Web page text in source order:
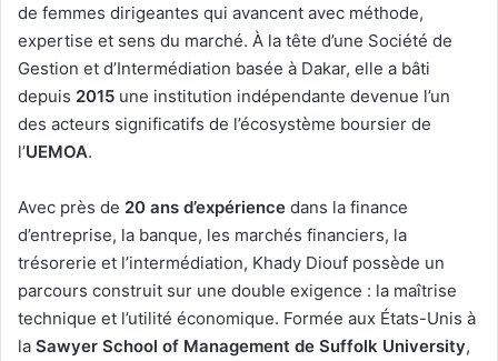
de femmes dirigeantes qui avancent avec méthode,
expertise et sens du marché. À la tête d’une Société de
Gestion et d’Intermédiation basée à Dakar, elle a bâti
depuis 2015 une institution indépendante devenue l’un
des acteurs significatifs de l’écosystème boursier de
l’UEMOA.
Avec près de 20 ans d’expérience dans la finance
d’entreprise, la banque, les marchés financiers, la
trésorerie et l’intermédiation, Khady Diouf possède un
parcours construit sur une double exigence : la maîtrise
technique et l’utilité économique. Formée aux États-Unis à
la Sawyer School of Management de Suffolk University,